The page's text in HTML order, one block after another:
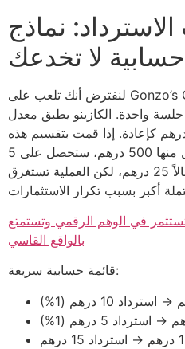
نماذج
حسابية لا تخدعك
لنفترض أنك تلعب على Gonzo’s Quest بحد أدنى 20 درهم
في جلسة واحدة. الكازينو يطبق معدل
1%، ما ينتج 25 درهم كإعادة. إذا قمت بتقسيم هذه
الجلسة إلى خمس جلسات كل منها 500 درهم، ستحصل على 5
درهم استرداد لكل جلسة، إجمالاً 25 درهم، لكن العملية تستغرق
تستثمر في الوهم الرقمي وتستمتع
بالواقع القاسي
قائمة حسابية سريعة: